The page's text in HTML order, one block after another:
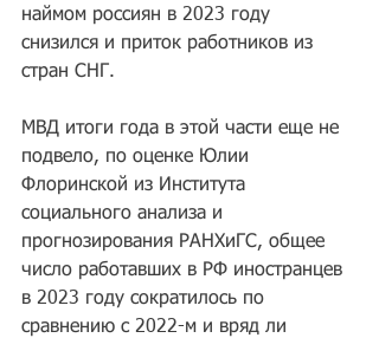
наймом россиян в 2023 году
снизился и приток работников из
стран СНГ.
МВД итоги года в этой части еще не
подвело, по оценке Юлии
Флоринской из Института
социального анализа и
прогнозирования РАНХиГС, общее
число работавших в РФ иностранцев
в 2023 году сократилось по
сравнению с 2022-м и вряд ли